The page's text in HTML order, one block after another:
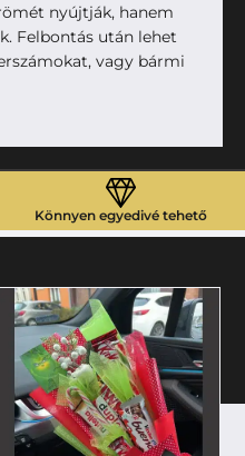
nyújtják, hanem
Felbontás után lehet
vagy bármi
Könnyen egyedivé tehető